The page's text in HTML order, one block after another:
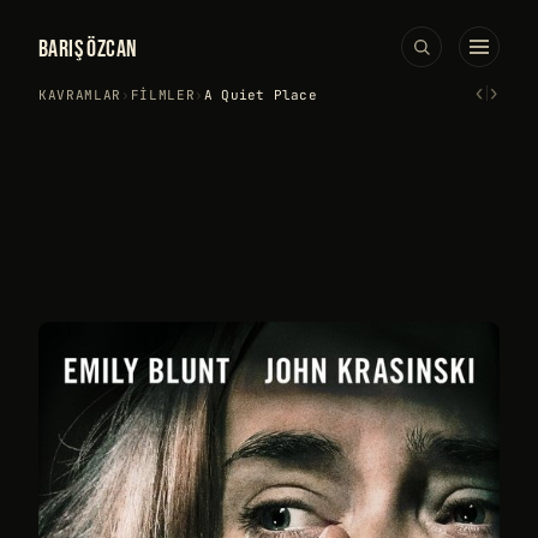
BARIŞ ÖZCAN
KAVRAMLAR › FILMLER › A Quiet Place ‹›